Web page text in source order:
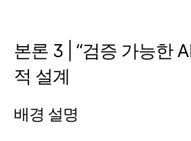
본론 3 | “검증 가능한
적 설계
배경 설명